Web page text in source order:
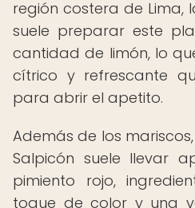
región costera de Lima,
suele preparar este
cantidad de limón, lo
cítrico y refrescante
para abrir el apetito.
Además de los
Salpicón suele llevar
pimiento rojo,
toque de color y una